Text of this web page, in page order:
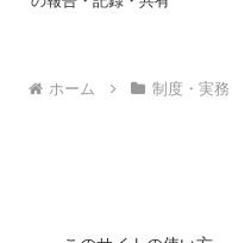
ホーム 制度・実務